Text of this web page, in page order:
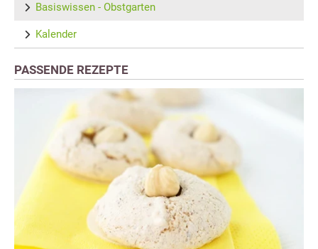
Basiswissen - Obstgarten
Kalender
PASSENDE REZEPTE